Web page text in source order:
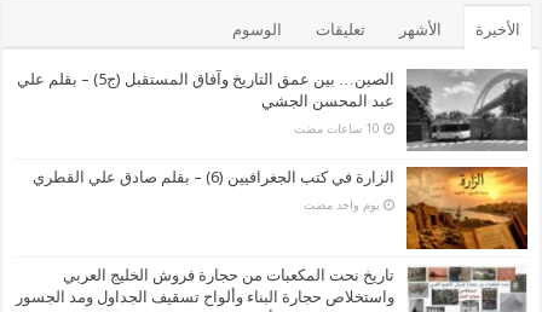
الأخيرة الأشهر تعليقات الوسوم
الصين… بين عمق التاريخ وآفاق المستقبل (ج5) – بقلم علي
عبد المحسن الجشي
الزارة في كتب الجغرافيين (6) – بقلم صادق علي القطري
‏يوم واحد مضت
تاريخ نحت المكعبات من حجارة فروش الخليج العربي
واستخلاص حجارة البناء وألواح تسقيف الجداول ومد الجسور